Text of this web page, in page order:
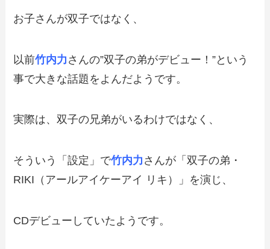
お子さんが双子ではなく、
以前竹内力 さんの”双子の弟がデビュー！”という
事で大きな話題をよんだようです。
実際は、双子の兄弟がいるわけではなく、
そういう「設定」で竹内力 さんが「双子の弟・
RIKI（アールアイケーアイ リキ）」を演じ、
CDデビューしていたようです。